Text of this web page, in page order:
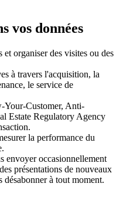
vos données
et organiser des visites ou des
à travers l'acquisition, la
le service de
Your-Customer, Anti-
Estate Regulatory Agency
la performance du
envoyer occasionnellement
présentations de nouveaux
à tout moment.